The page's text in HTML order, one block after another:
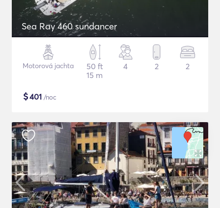
Sea Ray 460 sundancer
Motorová jachta
50 ft
15 m
4 2 2
$401 /noc